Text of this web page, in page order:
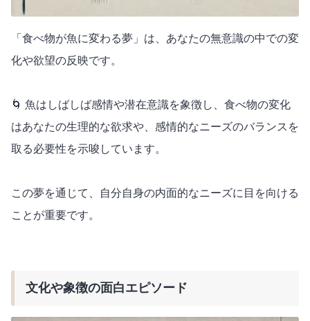
「食べ物が魚に変わる夢」は、あなたの無意識の中での変
化や欲望の反映です。
🌀 魚はしばしば感情や潜在意識を象徴し、食べ物の変化
はあなたの生理的な欲求や、感情的なニーズのバランスを
取る必要性を示唆しています。
この夢を通じて、自分自身の内面的なニーズに目を向ける
ことが重要です。
文化や象徴の面白エピソード